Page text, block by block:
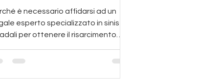
è necessario affidarsi ad un
esperto specializzato in sinistri
per ottenere il risarcimento